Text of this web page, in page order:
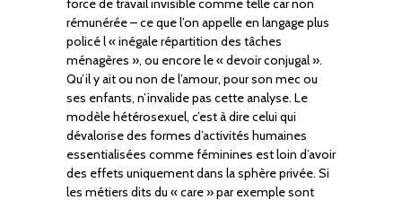
force de travail invisible comme telle car non
rémunérée – ce que l’on appelle en langage plus
policé l « inégale répartition des tâches
ménagères », ou encore le « devoir conjugal ».
Qu’il y ait ou non de l’amour, pour son mec ou
ses enfants, n’invalide pas cette analyse. Le
modèle hétérosexuel, c’est à dire celui qui
dévalorise des formes d’activités humaines
essentialisées comme féminines est loin d’avoir
des effets uniquement dans la sphère privée. Si
les métiers dits du « care » par exemple sont